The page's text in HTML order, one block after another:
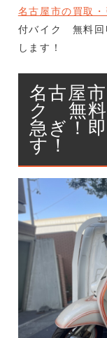
名古屋市の買取
付バイク 無料回
します！
名古屋
ク 無
急ぎ！
す！